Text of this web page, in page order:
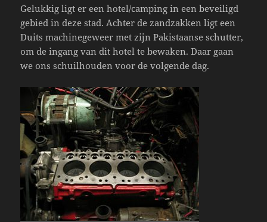
Gelukkig ligt er een hotel/camping in een beveiligd
gebied in deze stad. Achter de zandzakken ligt een
Duits machinegeweer met zijn Pakistaanse schutter,
om de ingang van dit hotel te bewaken. Daar gaan
we ons schuilhouden voor de volgende dag.